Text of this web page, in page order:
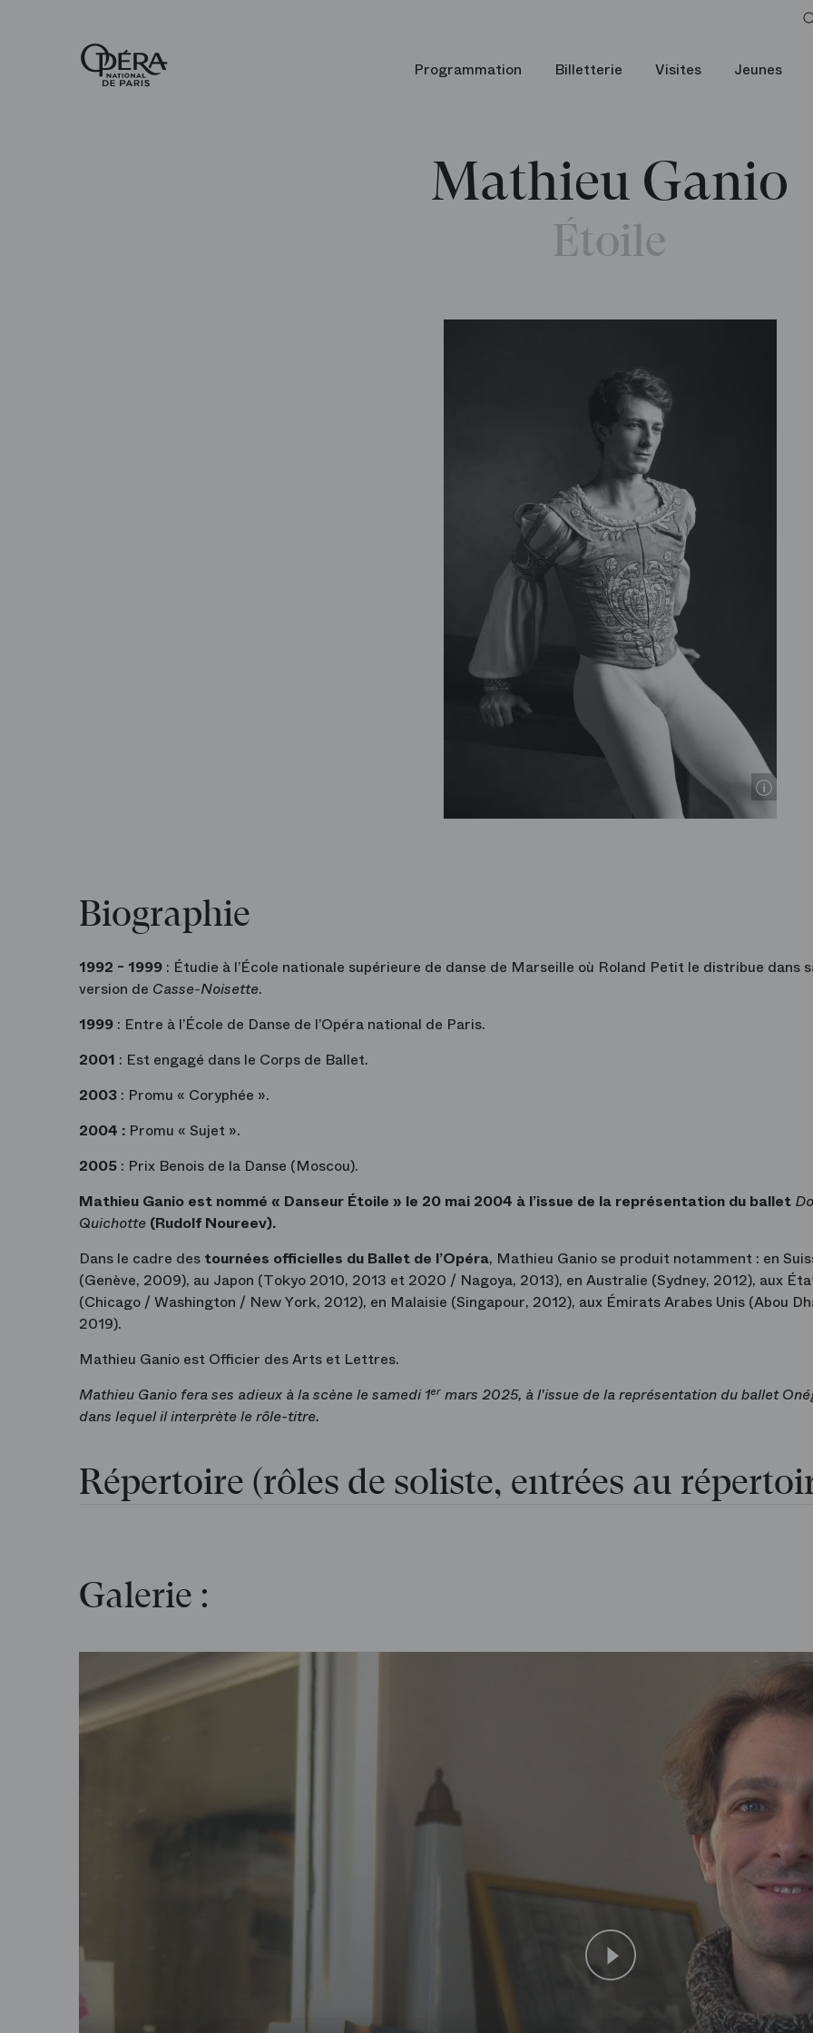
Accueil
-
Opéra
national
Programmation Billetterie Visites Jeunes
Mathieu Ganio
Étoile
Biographie
1992 - 1999 : Étudie à l’École nationale supérieure de danse de Marseille où Roland Petit le distribue dans
version de Casse-Noisette.
1999 : Entre à l’École de Danse de l’Opéra national de Paris.
2001 : Est engagé dans le Corps de Ballet.
2003 : Promu « Coryphée ».
2004 : Promu « Sujet ».
2005 : Prix Benois de la Danse (Moscou).
Mathieu Ganio est nommé « Danseur Étoile » le 20 mai 2004 à l’issue de la représentation du ballet
Quichotte (Rudolf Noureev).
Dans le cadre des tournées officielles du Ballet de l’Opéra, Mathieu Ganio se produit notamment : en
(Genève, 2009), au Japon (Tokyo 2010, 2013 et 2020 / Nagoya, 2013), en Australie (Sydney, 2012), aux
(Chicago / Washington / New York, 2012), en Malaisie (Singapour, 2012), aux Émirats Arabes Unis (Abou
2019).
Mathieu Ganio est Officier des Arts et Lettres.
Mathieu Ganio fera ses adieux à la scène le samedi 1er mars 2025, à l'issue de la représentation du ballet
dans lequel il interprète le rôle-titre.
Répertoire (rôles de soliste, entrées au
Galerie :